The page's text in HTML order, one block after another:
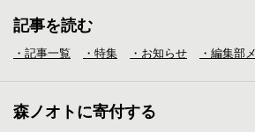
記事を読む
・記事一覧 ・特集 ・お知らせ ・編集部
森ノオトに寄付する